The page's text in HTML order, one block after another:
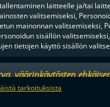
laitteelle ja/tai
valitsemiseksi,
mainonnan valitsemiseksi,
sisällön
tietojen käyttö sisällön
väärinkäytösten
ja sisällön tekninen
tarkoituksista